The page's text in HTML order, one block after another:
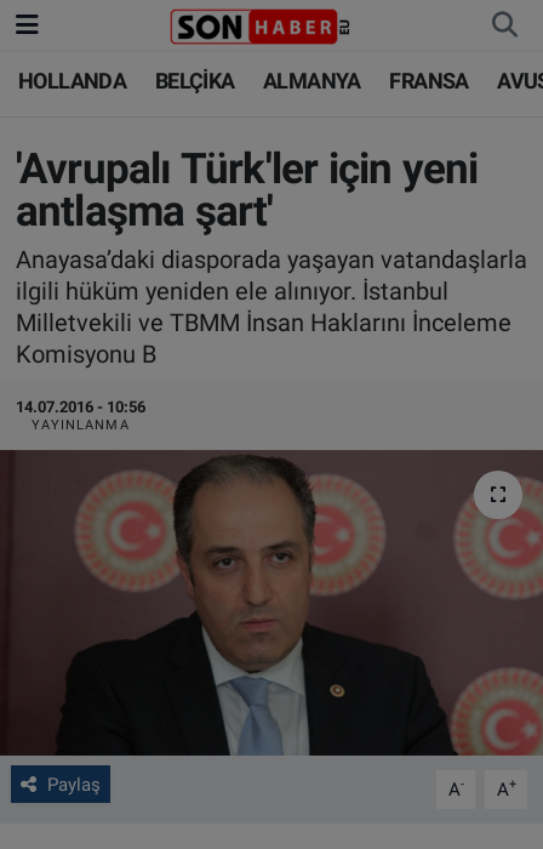
HOLLANDA BELÇİKA ALMANYA FRANSA
'Avrupalı Türk'ler için yeni
antlaşma şart'
Anayasa’daki diasporada yaşayan vatandaşlarla
ilgili hüküm yeniden ele alınıyor. İstanbul
Milletvekili ve TBMM İnsan Haklarını İnceleme
Komisyonu B
14.07.2016 - 10:56
YAYINLANMA
Paylaş A- A+
HOLLANDA
BELÇİKA
ALMANYA
FRANSA
AVUSTURYA
SAĞLIK - YAŞAM
BİLİM-TEKNOLOJİ
HOLLANDA
BELÇİKA
ALMANYA
TÜRKİYE
DÜNYA
BİLİM-TEKNOLOJİ
FOTO GALERİ
VIDEO GALERİ
ALGEMENE VOORWAARDEN
Çerez Politikası
Nöbetçi Eczaneler
Hava Durumu
Trafik Durumu
Süper Lig Puan Durumu ve Fikstür
Tüm Manşetler
Son Dakika Haberleri